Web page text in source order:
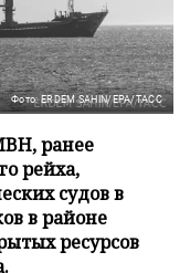
Фото: ERDEM SAHIN/EPA/ТАСС
ранее
рейха,
судов в
в районе
ресурсов